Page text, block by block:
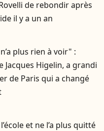
de rebondir après
il y a un an
plus rien à voir" :
Jacques Higelin, a grandi
de Paris qui a changé
et ne l’a plus quitté